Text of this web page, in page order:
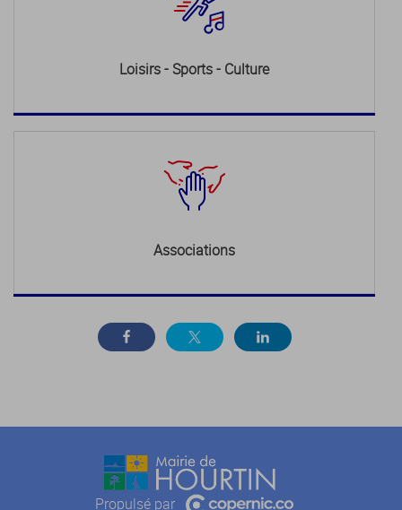
Loisirs - Sports - Culture
Associations
Propulsé par